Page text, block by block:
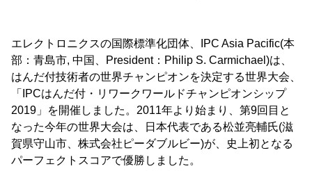
エレクトロニクスの国際標準化団体、IPC Asia Pacific(本
部：青島市, 中国、President：Philip S. Carmichael)は、
はんだ付技術者の世界チャンピオンを決定する世界大会、
「IPCはんだ付・リワークワールドチャンピオンシップ
2019」を開催しました。2011年より始まり、第9回目と
なった今年の世界大会は、日本代表である松並亮輔氏(滋
賀県守山市、株式会社ピーダブルビー)が、史上初となる
パーフェクトスコアで優勝しました。